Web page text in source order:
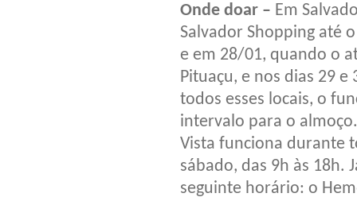
Onde doar – Em
Salvador Shopping até
e em 28/01, quando o
Pituaçu, e nos dias 29
todos esses locais, o
intervalo para o
Vista funciona durante
sábado, das 9h às 18h.
seguinte horário: o